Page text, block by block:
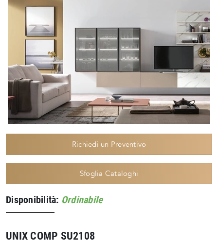
Richiedi un Preventivo
Sfoglia Cataloghi
Disponibilità: Ordinabile
UNIX COMP SU2108